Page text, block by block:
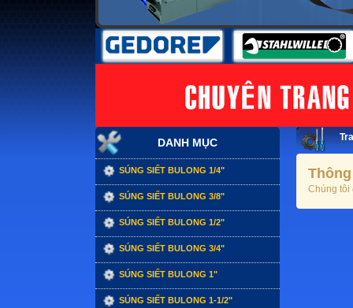
DANH MỤC
SÚNG SIẾT BULONG 1/4"
SÚNG SIẾT BULONG 3/8"
SÚNG SIẾT BULONG 1/2"
SÚNG SIẾT BULONG 3/4"
SÚNG SIẾT BULONG 1"
SÚNG SIẾT BULONG 1-1/2"
Chúng tôi